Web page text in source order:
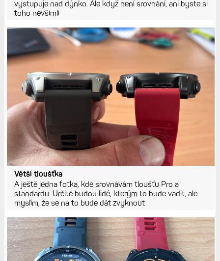
vystupuje nad dýnko. Ale když není srovnání, ani byste si
toho nevšimli
Větší tloušťka
A ještě jedna fotka, kde srovnávám tloušťu Pro a
standardu. Určitě budou lidé, kterým to bude vadit, ale
myslím, že se na to bude dát zvyknout